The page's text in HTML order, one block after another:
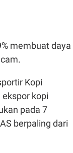
membuat daya
Kopi
kopi
pada 7
berpaling dari